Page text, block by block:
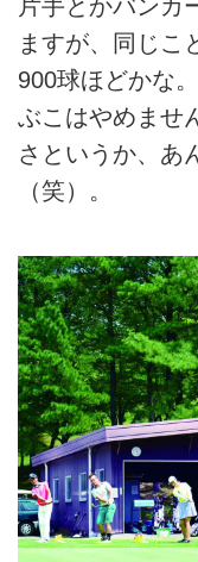
片手とかバンカ
ますが、同じこ
900球ほどかな
ぶこはやめませ
さというか、あ
（笑）。